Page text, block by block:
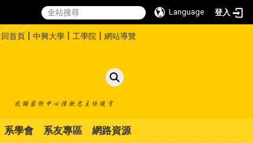
Language 登入
回首頁 | 中興大學 | 工學院 | 網站導覽
系學會 系友專區 網路資源